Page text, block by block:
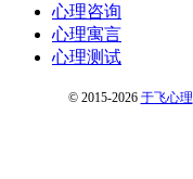
心理咨询
心理寓言
心理测试
© 2015-2026 于飞心理